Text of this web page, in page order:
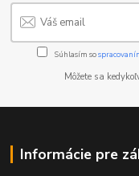
Súhlasím so
Môžete sa
Informácie pre